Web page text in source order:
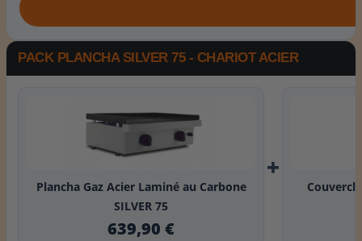
PACK PLANCHA SILVER 75 - CHARIOT ACIER
Plancha Gaz Acier Laminé au Carbone
SILVER 75
639,90 €
+